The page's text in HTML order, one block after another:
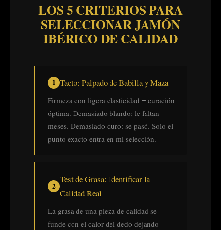
LOS 5 CRITERIOS PARA
SELECCIONAR JAMÓN
IBÉRICO DE CALIDAD
Tacto: Palpado de Babilla y Maza
Firmeza con ligera elasticidad = curación
óptima. Demasiado blando: le faltan
meses. Demasiado duro: se pasó. Solo el
punto exacto entra en mi selección.
Test de Grasa: Identificar la
Calidad Real
La grasa de una pieza de calidad se
funde con el calor del dedo dejando